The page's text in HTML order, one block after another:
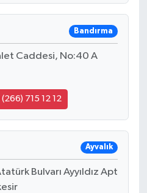
Bandırma
Caddesi, No:40 A
(266) 715 12 12
Ayvalık
Bulvarı Ayyıldız Apt